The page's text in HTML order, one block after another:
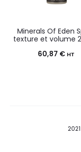
Minerals Of Eden
texture et volume
60,87 € HT